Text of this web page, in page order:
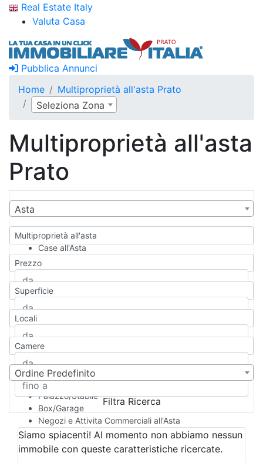
Real Estate Italy
Valuta Casa
Pubblica Annunci
Home
Multiproprietà all'asta Prato
Seleziona Zona
Multiproprietà all'asta
Prato
Asta
Multiproprietà all'asta
Case all'Asta
Qualsiasi
Appartamento
Casa indipendente
Casa Semi-indipendente
Attico/Mansarda
Rustico/Casale
Camera d'Albergo
Multiproprietà
Palazzo/Stabile
Box/Garage
Negozi e Attivita Commerciali all'Asta
Qualsiasi
Attività/Licenza Commerciale
Azienda Agricola
Prezzo
Superficie
Locali
Camere
Ordine Predefinito
Filtra Ricerca
Siamo spiacenti! Al momento non abbiamo nessun
immobile con queste caratteristiche ricercate.